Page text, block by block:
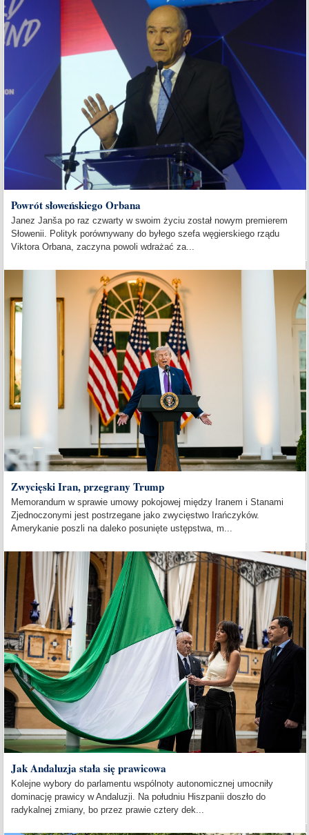
Powrót słoweńskiego Orbana
Janez Janša po raz czwarty w swoim życiu został nowym premierem
Słowenii. Polityk porównywany do byłego szefa węgierskiego rządu
Viktora Orbana, zaczyna powoli wdrażać za...
Zwycięski Iran, przegrany Trump
Memorandum w sprawie umowy pokojowej między Iranem i Stanami
Zjednoczonymi jest postrzegane jako zwycięstwo Irańczyków.
Amerykanie poszli na daleko posunięte ustępstwa, m...
Jak Andaluzja stała się prawicowa
Kolejne wybory do parlamentu wspólnoty autonomicznej umocniły
dominację prawicy w Andaluzji. Na południu Hiszpanii doszło do
radykalnej zmiany, bo przez prawie cztery dek...